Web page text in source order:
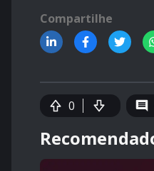
Compartilhe
0